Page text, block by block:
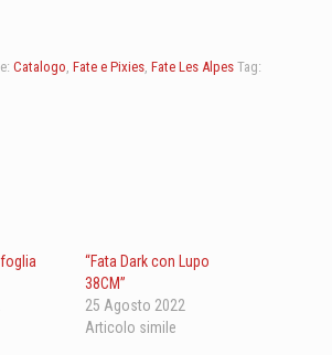
Catalogo, Fate e Pixies, Fate Les Alpes Tag:
foglia
“Fata Dark con Lupo
38CM”
25 Agosto 2022
Articolo simile